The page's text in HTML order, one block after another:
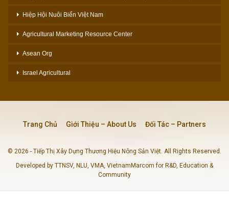
Hiệp Hội Nuôi Biển Việt Nam
Agricultural Marketing Resource Center
Asean Org
Israel Agricultural
Trang Chủ Giới Thiệu – About Us Đối Tác – Partners
© 2026 - Tiếp Thị Xây Dựng Thương Hiệu Nông Sản Việt. All Rights Reserved.
Developed by TTNSV, NLU, VMA, VietnamMarcom for R&D, Education &
Community